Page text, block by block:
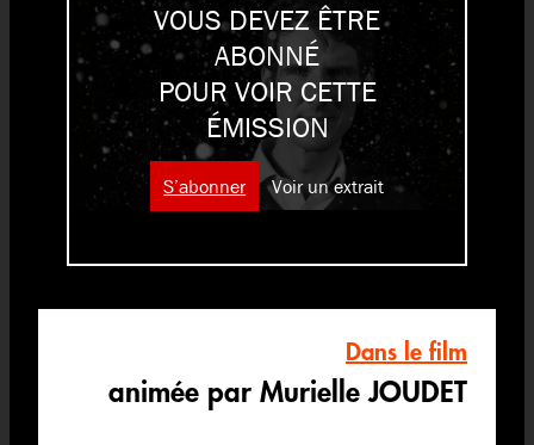
VOUS DEVEZ ÊTRE
ABONNÉ
POUR VOIR CETTE
ÉMISSION
S’abonner Voir un extrait
Dans le film
animée par Murielle JOUDET